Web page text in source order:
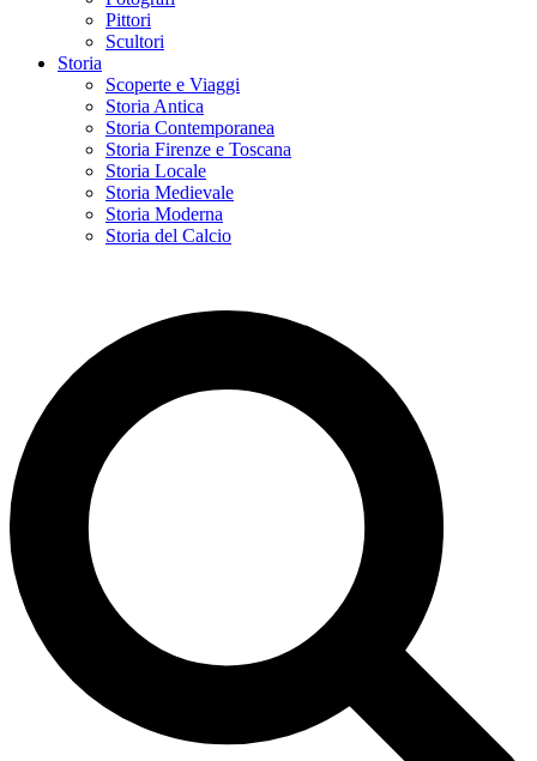
Pittori
Scultori
Storia
Scoperte e Viaggi
Storia Antica
Storia Contemporanea
Storia Firenze e Toscana
Storia Locale
Storia Medievale
Storia Moderna
Storia del Calcio